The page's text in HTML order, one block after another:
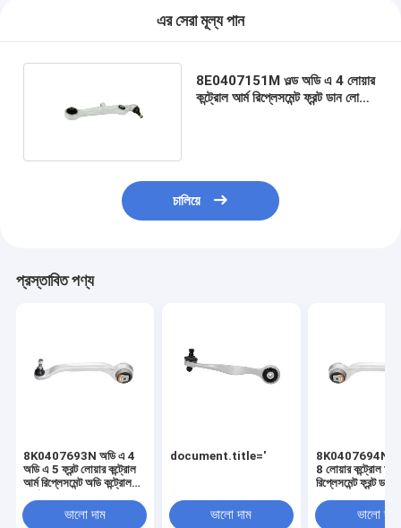
এর সেরা মূল্য পান
8E0407151M ওল্ড অডি এ 4 লোয়ার
কন্ট্রোল আর্ম রিপ্লেসমেন্ট ফ্রন্ট ডান লোয়ার
চালিয়ে
প্রস্তাবিত পণ্য
8K0407693N অডি এ 4
অডি এ 5 ফ্রন্ট লোয়ার কন্ট্রোল
আর্ম রিপ্লেসমেন্ট অডি কন্ট্রোল
ভালো দাম
document.title='
ভালো দাম
8K0407694N
8 লোয়ার কন্ট্রোল আর্ম
রিপ্লেসমেন্ট ফ্রন্ট ডান
ভালো দাম